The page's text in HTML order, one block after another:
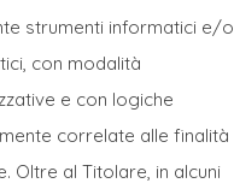
strumenti informatici e/o
con modalità
e con logiche
correlate alle finalità
Oltre al Titolare, in alcuni